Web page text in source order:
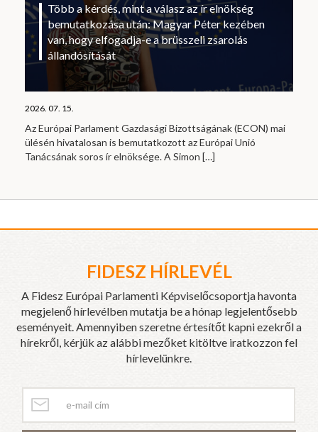
Több a kérdés, mint a válasz az ír elnökség
bemutatkozása után: Magyar Péter kezében
van, hogy elfogadja-e a brüsszeli zsarolás
állandósítását
2026. 07. 15.
Az Európai Parlament Gazdasági Bizottságának (ECON) mai
ülésén hivatalosan is bemutatkozott az Európai Unió
Tanácsának soros ír elnöksége. A Simon […]
FIDESZ HÍRLEVÉL
A Fidesz Európai Parlamenti Képviselőcsoportja havonta
megjelenő hírlevélben mutatja be a hónap legjelentősebb
eseményeit. Amennyiben szeretne értesítőt kapni ezekről a
hírekről, kérjük az alábbi mezőket kitöltve iratkozzon fel
hírlevelünkre.